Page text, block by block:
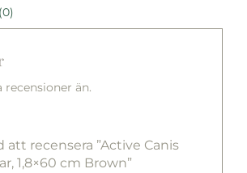
än.
att recensera ”Active Canis
1,8×60 cm Brown”